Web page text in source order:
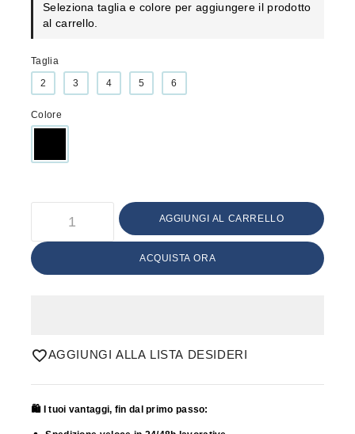
Seleziona taglia e colore per aggiungere il prodotto
al carrello.
Taglia
2
3 4 5 6
Colore
AGGIUNGI AL CARRELLO
ACQUISTA ORA
AGGIUNGI ALLA LISTA DESIDERI
🛍️ I tuoi vantaggi, fin dal primo passo: